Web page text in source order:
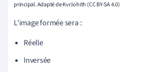
principal. Adapté de Kvr.lohith (CC BY-SA 4.0)
L'image formée sera :
Réelle
Inversée